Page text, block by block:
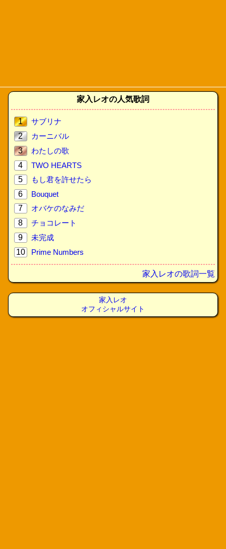
家入レオの人気歌詞
1
サブリナ
2
カーニバル
3
わたしの歌
4
TWO HEARTS
5
もし君を許せたら
6
Bouquet
7
オバケのなみだ
8
チョコレート
9
未完成
10
Prime Numbers
家入レオの歌詞一覧
家入レオ
オフィシャルサイト